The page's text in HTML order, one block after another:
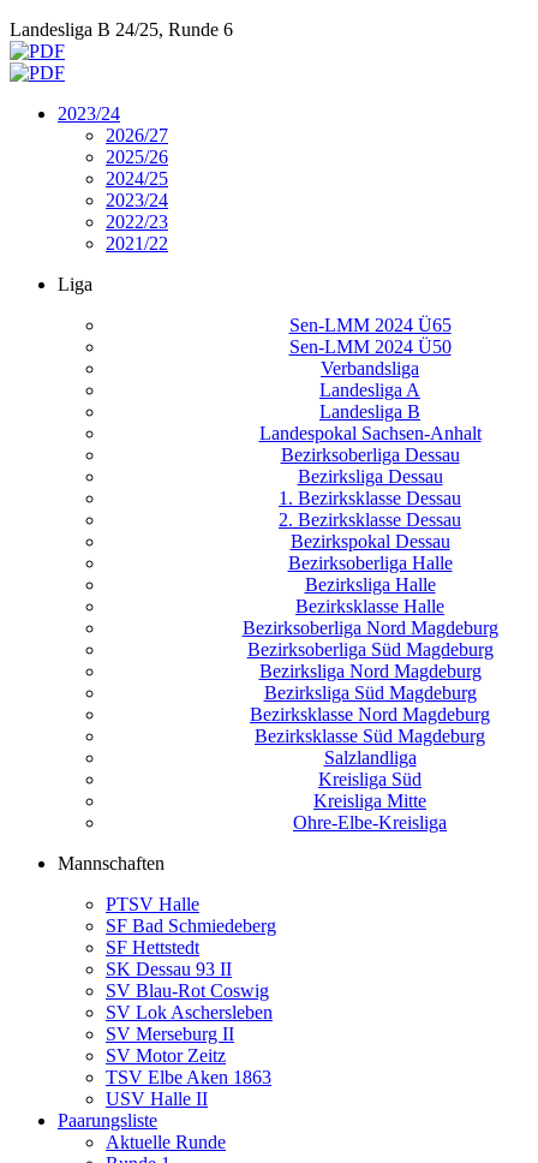
Landesliga B 24/25, Runde 6
2023/24
2026/27
2025/26
2024/25
2023/24
2022/23
2021/22
Liga
Sen-LMM 2024 Ü65
Sen-LMM 2024 Ü50
Verbandsliga
Landesliga A
Landesliga B
Landespokal Sachsen-Anhalt
Bezirksoberliga Dessau
Bezirksliga Dessau
1. Bezirksklasse Dessau
2. Bezirksklasse Dessau
Bezirkspokal Dessau
Bezirksoberliga Halle
Bezirksliga Halle
Bezirksklasse Halle
Bezirksoberliga Nord Magdeburg
Bezirksoberliga Süd Magdeburg
Bezirksliga Nord Magdeburg
Bezirksliga Süd Magdeburg
Bezirksklasse Nord Magdeburg
Bezirksklasse Süd Magdeburg
Salzlandliga
Kreisliga Süd
Kreisliga Mitte
Ohre-Elbe-Kreisliga
Mannschaften
PTSV Halle
SF Bad Schmiedeberg
SF Hettstedt
SK Dessau 93 II
SV Blau-Rot Coswig
SV Lok Aschersleben
SV Merseburg II
SV Motor Zeitz
TSV Elbe Aken 1863
USV Halle II
Paarungsliste
Aktuelle Runde